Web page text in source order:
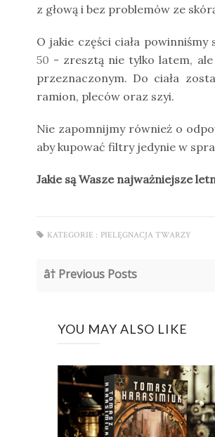
z głową i bez problemów ze
O jakie części ciała
50 - zresztą nie tylko latem,
przeznaczonym. Do ciała
ramion, pleców oraz szyi.
Nie zapomnijmy również o
aby kupować filtry jedynie w
Jakie są Wasze najważniejsze
KATEGORIE : PIELĘGNACJA TWARZY
â† Previous Posts
YOU MAY ALSO LIKE